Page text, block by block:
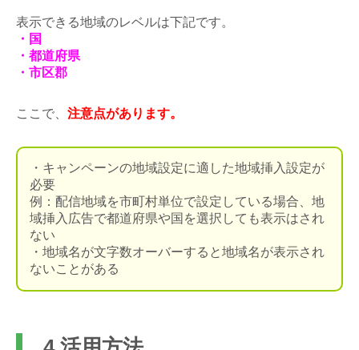
表示できる地域のレベルは下記です。
・国
・都道府県
・市区郡
ここで、 注意点があります。
・キャンペーンの地域設定に適した地域挿入設定が
必要
例：配信地域を市町村単位で設定している場合、地
域挿入広告で都道府県や国を選択しても表示はされ
ない
・地域名が文字数オーバーすると地域名が表示され
ないことがある